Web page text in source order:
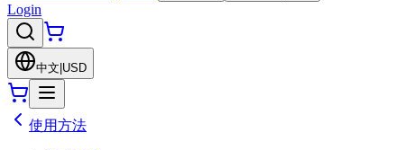
Login
中文 USD
使用方法